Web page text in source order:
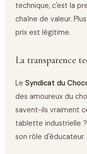
technique, c'est la
chaîne de valeur.
prix est légitime.
La transparence
LeSyndicat du
des amoureux du
savent-ils vraiment
tablette industrielle
son rôle d'éducateur.